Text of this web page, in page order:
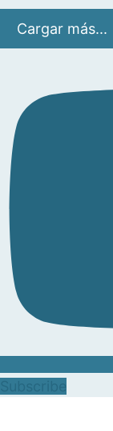
Cargar más...